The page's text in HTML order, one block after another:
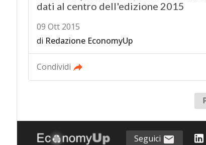
dati al centro dell'edizione 2015
09 Ott 2015
di Redazione EconomyUp
Condividi
Seguici